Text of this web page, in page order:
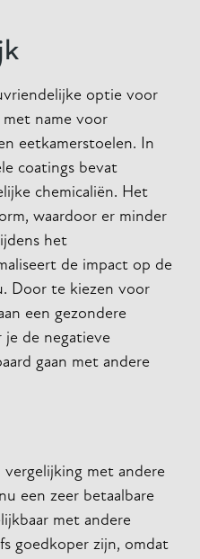
optie voor
met name voor
eetkamerstoelen. In
coatings bevat
chemicaliën. Het
waardoor er minder
het
de impact op de
Door te kiezen voor
een gezondere
je de negatieve
gaan met andere
vergelijking met andere
een zeer betaalbare
met andere
goedkoper zijn, omdat